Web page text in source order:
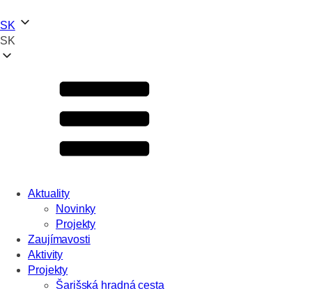
SK
SK
Aktuality
Novinky
Projekty
Zaujímavosti
Aktivity
Projekty
Šarišská hradná cesta